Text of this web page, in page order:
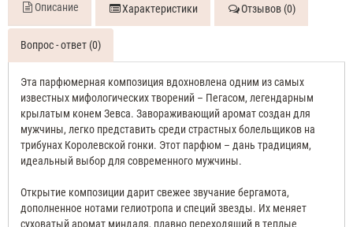
Описание Характеристики Отзывов (0)
Вопрос - ответ (0)
Эта парфюмерная композиция вдохновлена ​​одним из самых
известных мифологических творений – Пегасом, легендарным
крылатым конем Зевса. Завораживающий аромат создан для
мужчины, легко представить среди страстных болельщиков на
трибунах Королевской гонки. Этот парфюм – дань традициям,
идеальный выбор для современного мужчины.
Открытие композиции дарит свежее звучание бергамота,
дополненное нотами гелиотропа и специй звезды. Их меняет
суховатый аромат миндаля, плавно переходящий в теплые